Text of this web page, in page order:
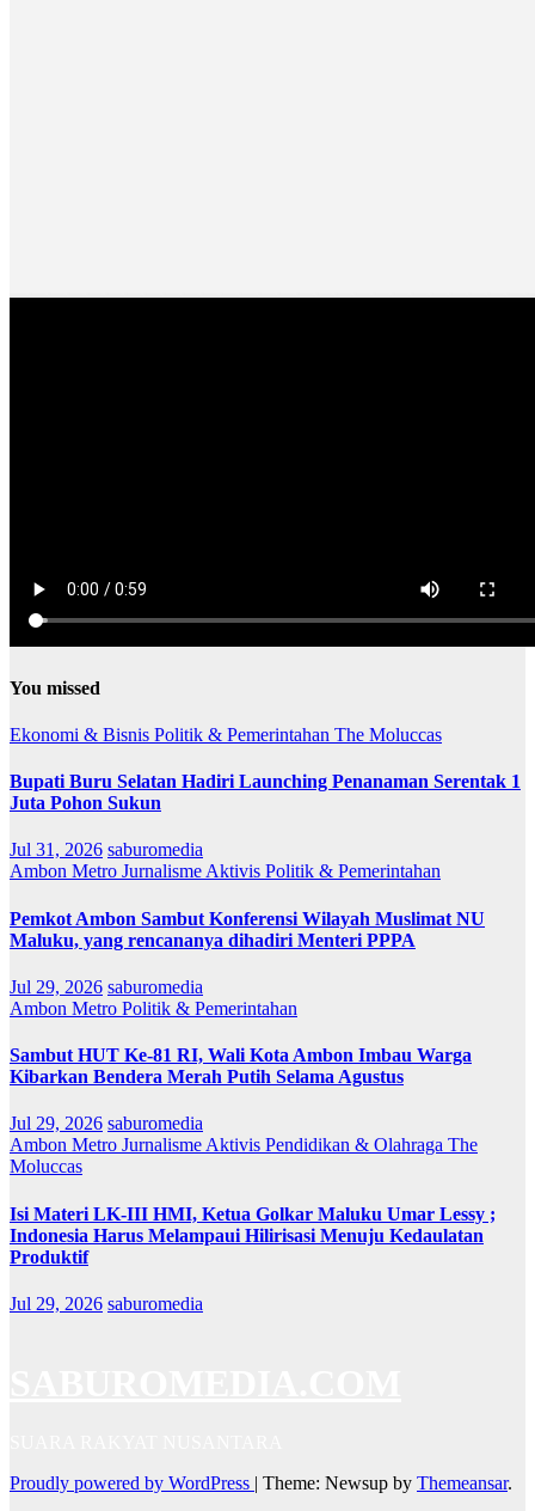
You missed
Ekonomi & Bisnis Politik & Pemerintahan The Moluccas
Bupati Buru Selatan Hadiri Launching Penanaman Serentak 1
Juta Pohon Sukun
Jul 31, 2026 saburomedia
Ambon Metro Jurnalisme Aktivis Politik & Pemerintahan
Pemkot Ambon Sambut Konferensi Wilayah Muslimat NU
Maluku, yang rencananya dihadiri Menteri PPPA
Jul 29, 2026 saburomedia
Ambon Metro Politik & Pemerintahan
Sambut HUT Ke-81 RI, Wali Kota Ambon Imbau Warga
Kibarkan Bendera Merah Putih Selama Agustus
Jul 29, 2026 saburomedia
Ambon Metro Jurnalisme Aktivis Pendidikan & Olahraga The
Moluccas
Isi Materi LK-III HMI, Ketua Golkar Maluku Umar Lessy ;
Indonesia Harus Melampaui Hilirisasi Menuju Kedaulatan
Produktif
Jul 29, 2026 saburomedia
Proudly powered by WordPress | Theme: Newsup by Themeansar.